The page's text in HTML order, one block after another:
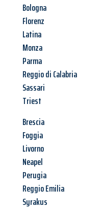
Bologna
Florenz
Latina
Monza
Parma
Reggio di Calabria
Sassari
Triest
Brescia
Foggia
Livorno
Neapel
Perugia
Reggio Emilia
Syrakus